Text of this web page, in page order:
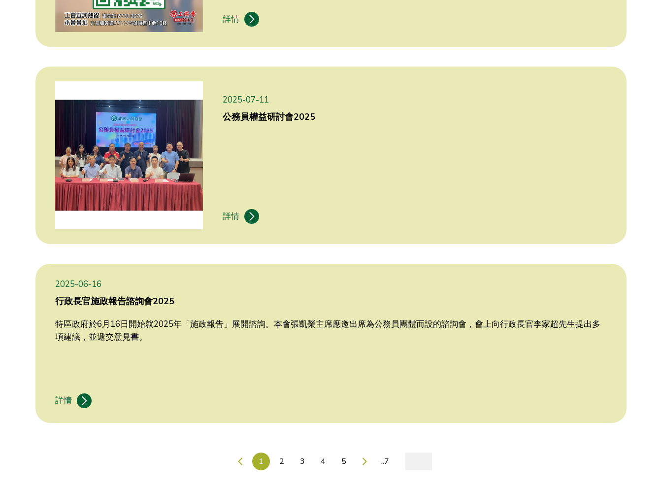
詳情
2025-07-11
公務員權益研討會2025
詳情
2025-06-16
行政長官施政報告諮詢會2025
特區政府於6月16日開始就2025年「施政報告」展開諮詢。本會張凱榮主席應邀出席為公務員團體而設的諮詢會，會上向行政長官李家超先生提出多
項建議，並遞交意見書。
詳情
1 2 3 4 5 ..7